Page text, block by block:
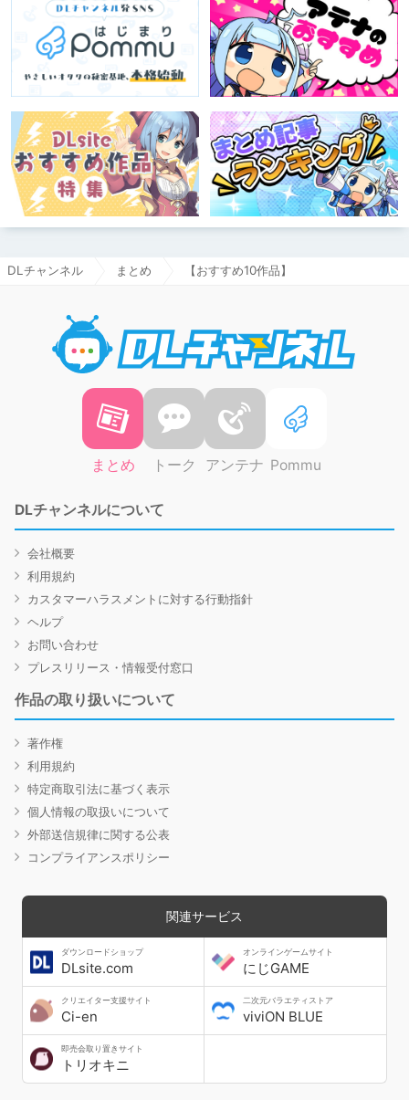
DLチャンネル まとめ 【おすすめ10作品】
まとめ トーク アンテナ Pommu
DLチャンネルについて
会社概要
利用規約
カスタマーハラスメントに対する行動指針
ヘルプ
お問い合わせ
プレスリリース・情報受付窓口
作品の取り扱いについて
著作権
利用規約
特定商取引法に基づく表示
個人情報の取扱いについて
外部送信規律に関する公表
コンプライアンスポリシー
関連サービス
ダウンロードショップ
DLsite.com
オンラインゲームサイト
にじGAME
クリエイター支援サイト
Ci-en
二次元バラエティストア
viviON BLUE
即売会取り置きサイト
トリオキニ